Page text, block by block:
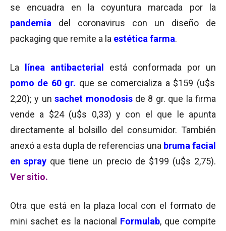
se encuadra en la coyuntura marcada por la
pandemia
del coronavirus con un diseño de
packaging que remite a la estética farma.
La línea antibacterial
está conformada por un
pomo de 60 gr. que se comercializa a $159 (u$s
2,20); y unsachet monodosis de 8 gr. que la firma
vende a $24 (u$s 0,33) y con el que le apunta
directamente al bolsillo del consumidor. También
anexó a esta dupla de referencias una bruma facial
en spray que tiene un precio de $199 (u$s 2,75).
Ver sitio.
Otra que está en la plaza local con el formato de
mini sachet es la nacional Formulab, que compite